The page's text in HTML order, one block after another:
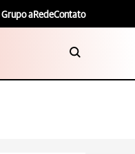
Grupo aRedeContato